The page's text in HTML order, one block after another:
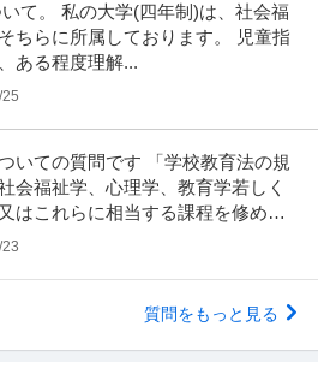
て。 私の大学(四年制)は、社会福
ちらに所属しております。 児童指
ある程度理解...
いての質問です 「学校教育法の規
会福祉学、心理学、教育学若しく
はこれらに相当する課程を修めて
質問をもっと見る